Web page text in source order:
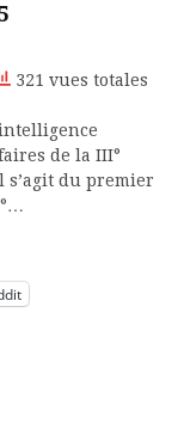
321 vues totales
de la III°
du premier